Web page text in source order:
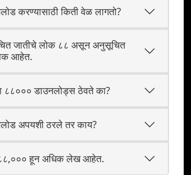
करण्यासाठी किती वेळ लागतो?
जातीचे लोक ८८ असून अनुसूचित
आहेत.
८८००० डाउनलोड्स ठेवते का?
अपयशी ठरले तर काय?
हून अधिक लेख आहेत.